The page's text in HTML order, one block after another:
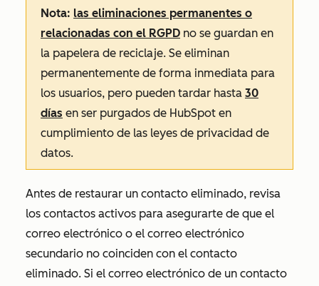
Nota: las eliminaciones permanentes o
relacionadas con el RGPD no se guardan en
la papelera de reciclaje. Se eliminan
permanentemente de forma inmediata para
los usuarios, pero pueden tardar hasta 30
días en ser purgados de HubSpot en
cumplimiento de las leyes de privacidad de
datos.
Antes de restaurar un contacto eliminado, revisa
los contactos activos para asegurarte de que el
correo electrónico o el correo electrónico
secundario no coinciden con el contacto
eliminado. Si el correo electrónico de un contacto